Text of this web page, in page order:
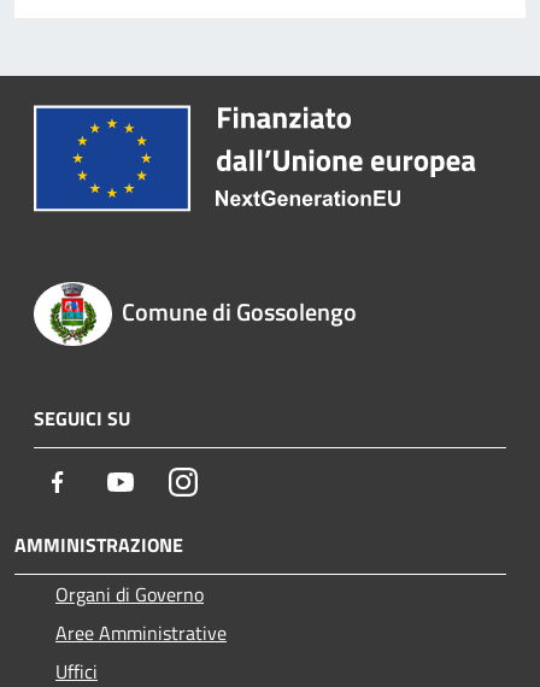
Comune di Gossolengo
SEGUICI SU
Facebook YoutubeInstagram
AMMINISTRAZIONE
Organi di Governo
Aree Amministrative
Uffici